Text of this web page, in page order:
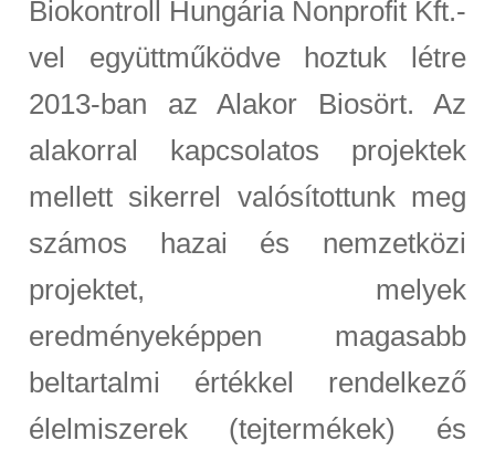
Biokontroll Hungária Nonprofit Kft.-
vel együttműködve hoztuk létre
2013-ban az Alakor Biosört. Az
alakorral kapcsolatos projektek
mellett sikerrel valósítottunk meg
számos hazai és nemzetközi
projektet, melyek
eredményeképpen magasabb
beltartalmi értékkel rendelkező
élelmiszerek (tejtermékek) és